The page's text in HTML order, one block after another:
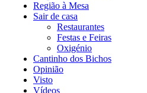
Região à Mesa
Sair de casa
Restaurantes
Festas e Feiras
Oxigénio
Cantinho dos Bichos
Opinião
Visto
Vídeos